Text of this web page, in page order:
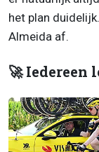
het plan
Almeida af.
🚀 Iedereen